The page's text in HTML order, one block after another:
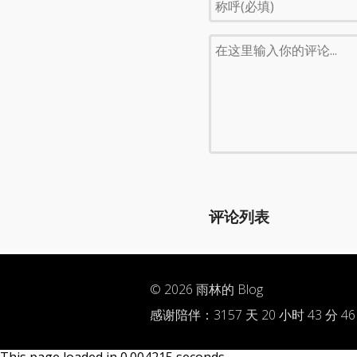
评论列表
© 2026 雨林的 Blog
感谢陪伴： 3157 天 20 小时 43 分